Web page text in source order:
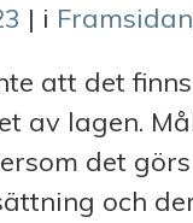
| i Framsidan
att det
av lagen.
det
och